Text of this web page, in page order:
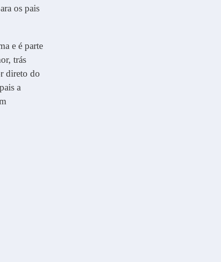
os pais
e é parte
trás
direto do
a